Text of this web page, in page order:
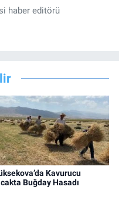
haber editörü
Kavurucu
Buğday Hasadı